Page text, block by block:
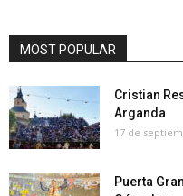
MOST POPULAR
Cristian
Arganda
17 de
Puerta